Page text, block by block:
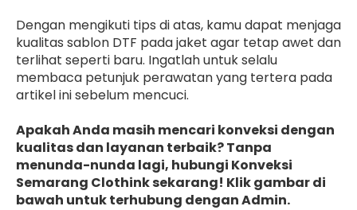
Dengan mengikuti tips di atas, kamu dapat menjaga
kualitas sablon DTF pada jaket agar tetap awet dan
terlihat seperti baru. Ingatlah untuk selalu
membaca petunjuk perawatan yang tertera pada
artikel ini sebelum mencuci.
Apakah Anda masih mencari konveksi dengan
kualitas dan layanan terbaik? Tanpa
menunda-nunda lagi, hubungi Konveksi
Semarang Clothink sekarang! Klik gambar di
bawah untuk terhubung dengan Admin.